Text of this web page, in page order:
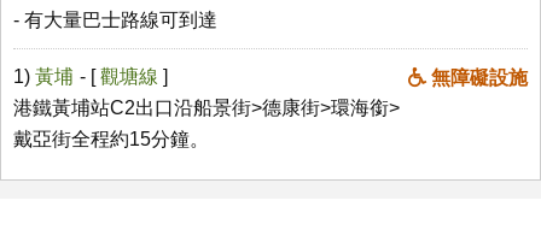
- 有大量巴士路線可到達
1) 黃埔 無障礙設施
- [觀塘線 ]
港鐵黃埔站C2出口沿船景街>德康街>環海銜>
戴亞街全程約15分鐘。